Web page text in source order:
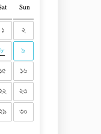
Sun
১
২
৮
৯
১৫
১৬
২৩
৩০